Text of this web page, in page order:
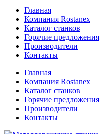
Главная
Компания Rostanex
Каталог станков
Горячие предложения
Производители
Контакты
Главная
Компания Rostanex
Каталог станков
Горячие предложения
Производители
Контакты